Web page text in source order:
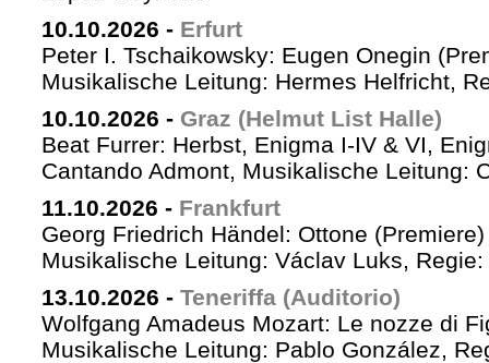
10.10.2026 - Erfurt
Peter I. Tschaikowsky: Eugen Onegin
Musikalische Leitung: Hermes Helfricht,
10.10.2026 - Graz (Helmut List Halle)
Beat Furrer: Herbst, Enigma I-IV & VI,
Cantando Admont, Musikalische Leitung:
11.10.2026 - Frankfurt
Georg Friedrich Händel: Ottone (Premiere)
Musikalische Leitung: Václav Luks,
13.10.2026 - Teneriffa (Auditorio)
Wolfgang Amadeus Mozart: Le nozze di
Musikalische Leitung: Pablo González,